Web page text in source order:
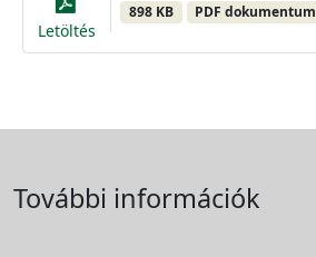
Letöltés
898 KB PDF dokumentum
További információk